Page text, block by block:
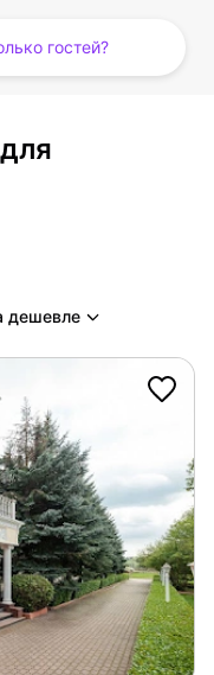
гостей?
дешевле